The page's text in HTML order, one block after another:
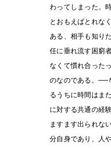
わってしまった。
とおもえばとれな
ある、相手も知り
任に垂れ流す困窮
なくて慣れ合った
のなのである。──
るうちに時間はま
に対する共通の経
ますます出られな
分自身であり、人